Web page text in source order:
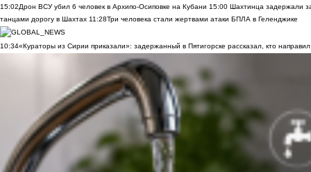
15:02Дрон ВСУ убил 6 человек в Архипо-Осиповке на Кубани 15:00 Шахтинца задержали
танцами дорогу в Шахтах 11:28Три человека стали жертвами атаки БПЛА в Геленджике
10:34«Кураторы из Сирии приказали»: задержанный в Пятигорске рассказал, кто направил